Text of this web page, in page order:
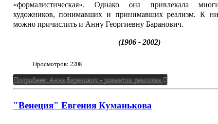
«формалистическая». Однако она привлекала
художников, понимавших и принимавших реализм. К
можно причислить и Анну Георгиевну Баранович.
(1906 - 2002)
Просмотров: 2208
Подробнее: Анна Баранович - романтик реализма
"Венеция" Евгения Куманькова